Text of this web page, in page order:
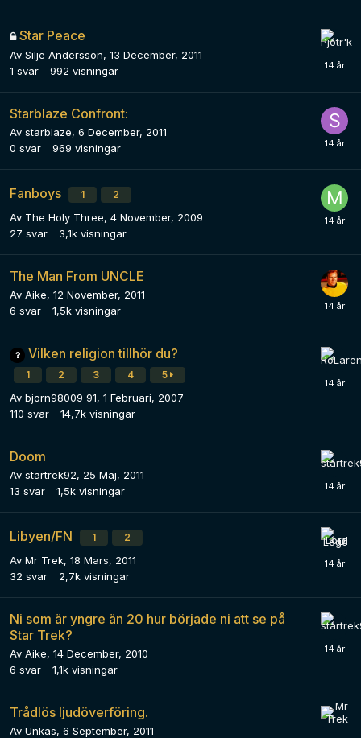
Star Peace
Av Silje Andersson, 13 December, 2011
1 svar 992 visningar
Starblaze Confront:
Av starblaze, 6 December, 2011
0 svar 969 visningar
Fanboys 1 2
Av The Holy Three, 4 November, 2009
27 svar 3,1k visningar
The Man From UNCLE
Av Aike, 12 November, 2011
6 svar 1,5k visningar
Vilken religion tillhör du?
1 2 3 4 5
Av bjorn98009_91, 1 Februari, 2007
110 svar 14,7k visningar
Doom
Av startrek92, 25 Maj, 2011
13 svar 1,5k visningar
Libyen/FN 1 2
Av Mr Trek, 18 Mars, 2011
32 svar 2,7k visningar
Ni som är yngre än 20 hur började ni att se på
Star Trek?
Av Aike, 14 December, 2010
6 svar 1,1k visningar
Trådlös ljudöverföring.
Av Unkas, 6 September, 2011